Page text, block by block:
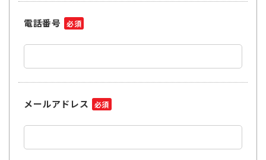
電話番号 必須
メールアドレス 必須